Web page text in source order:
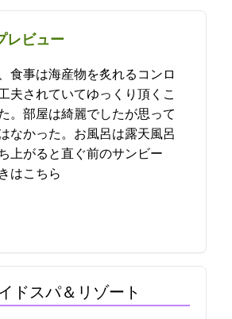
レビュー
食事は海産物を炙れるコンロ
夫されていてゆっくり頂くこ
。部屋は綺麗でしたが思って
なかった。お風呂は露天風呂
上がると直ぐ前のサンビー
はこちら
ドスパ＆リゾート